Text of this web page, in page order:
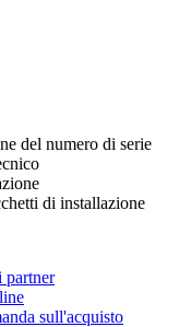
del numero di serie
di installazione
partner
sull'acquisto